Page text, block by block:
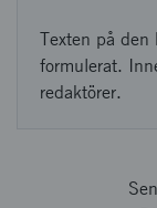
Texten på den
formulerat.
redaktörer.